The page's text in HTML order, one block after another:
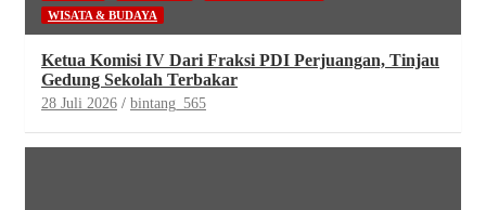
WISATA & BUDAYA
Ketua Komisi IV Dari Fraksi PDI Perjuangan, Tinjau
Gedung Sekolah Terbakar
28 Juli 2026 bintang_565